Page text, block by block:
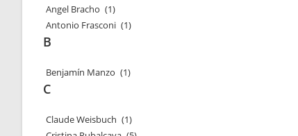
Angel Bracho (1)
Antonio Frasconi (1)
B
Benjamín Manzo (1)
C
Claude Weisbuch (1)